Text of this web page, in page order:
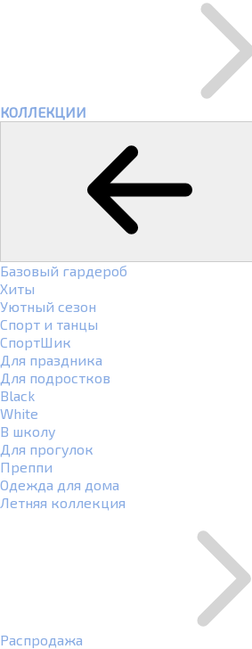
КОЛЛЕКЦИИ
Базовый гардероб
Хиты
Уютный сезон
Спорт и танцы
СпортШик
Для праздника
Для подростков
Black
White
В школу
Для прогулок
Преппи
Одежда для дома
Летняя коллекция
Распродажа